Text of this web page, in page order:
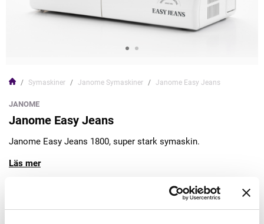
Symaskiner Janome Symaskiner Janome Easy Jeans
JANOME
Janome Easy Jeans
Janome Easy Jeans 1800, super stark symaskin.
Läs mer